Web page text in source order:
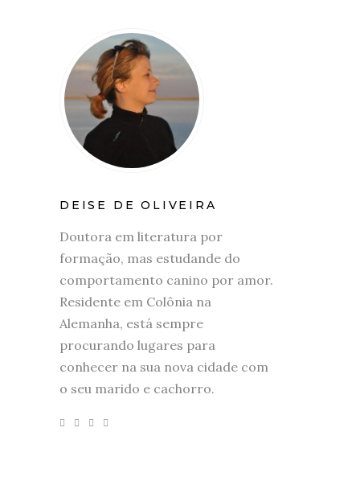
DEISE DE OLIVEIRA
Doutora em literatura por
formação, mas estudande do
comportamento canino por amor.
Residente em Colônia na
Alemanha, está sempre
procurando lugares para
conhecer na sua nova cidade com
o seu marido e cachorro.